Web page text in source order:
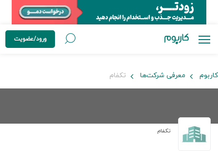
ورود/عضویت
کاربوم معرفی شرکت‌ها تکفام
تکفام